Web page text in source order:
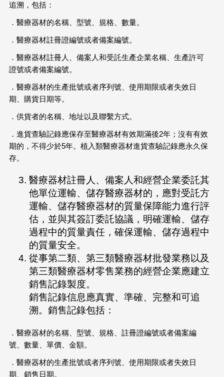
追溯，包括：
．醫療器材的名稱、型號、規格、數量。
．醫療器材註冊證編號或者備案編號。
．醫療器材註冊人、備案人和受託生產企業名稱、生產許可
證號或者備案編號。
．醫療器材的生產批號或者序列號、使用期限或者失效日
期、購貨日期等。
．供貨者的名稱、地址以及聯繫方式。
．進貨查驗記錄應保存至醫療器材有效期滿後2年；沒有有效
期的，不得少於5年。植入類醫療器材進貨查驗記錄應永久保
存。
醫療器材註冊人、備案人和經營企業委託其
他單位運輸、儲存醫療器材的，應對受託方
運輸、儲存醫療器材的質量保障能力進行評
估，並與其簽訂委託協議，明確運輸、儲存
過程中的質量責任，確保運輸、儲存過程中
的質量安全。
從事第二類、第三類醫療器材批發業務以及
第三類醫療器材零售業務的經營企業應建立
銷售記錄製度。
銷售記錄信息應真實、準確、完整和可追
溯。銷售記錄包括：
．醫療器材的名稱、型號、規格、註冊證編號或者備案編
號、數量、單價、金額。
．醫療器材的生產批號或者序列號、使用期限或者失效日
期、銷售日期。